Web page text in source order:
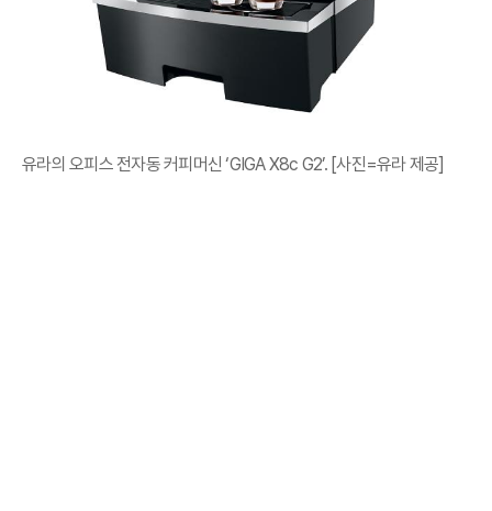
유라의 오피스 전자동 커피머신 ‘GIGA X8c G2’. [사진=유라 제공]